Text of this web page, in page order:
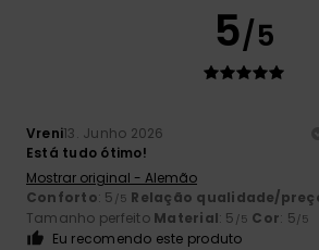
5/5
Vreni13. Junho 2026
Está tudo ótimo!
Mostrar original - Alemão
Conforto: 5 /5 Relação qualidade/
Tamanho perfeito Material: 5 /5 Cor: 5/5
Eu recomendo este produto